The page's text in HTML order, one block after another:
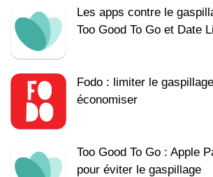
Les apps contre le
Too Good To Go et Date
Fodo : limiter le
économiser
Too Good To Go : Apple
pour éviter le gaspillage